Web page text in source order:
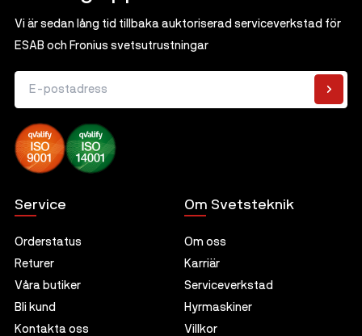
Vi är sedan lång tid tillbaka auktoriserad serviceverkstad för
ESAB och Fronius svetsutrustningar
E-postadress
Service
Orderstatus
Returer
Våra butiker
Bli kund
Kontakta oss
Om Svetsteknik
Om oss
Karriär
Serviceverkstad
Hyrmaskiner
Villkor